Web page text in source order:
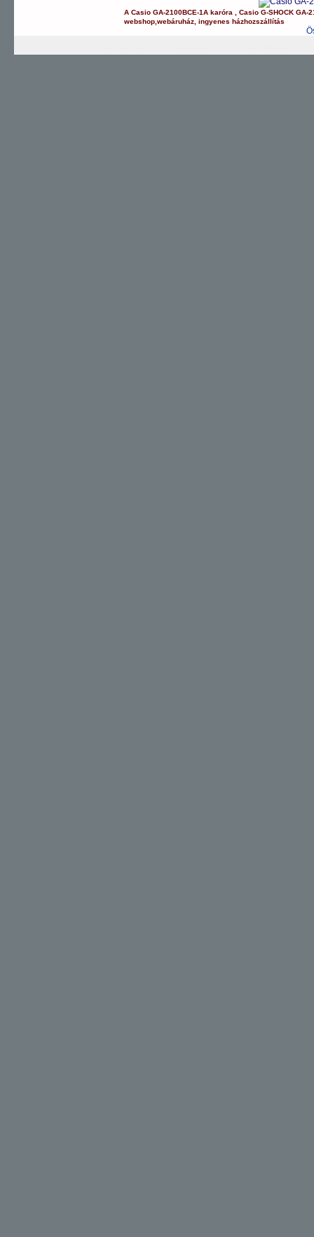
ACasio GA-2100BCE-1A karóra ,Casio G-SHOCK GA-
webshop ,webáruház ,ingyenes házhozszállítás